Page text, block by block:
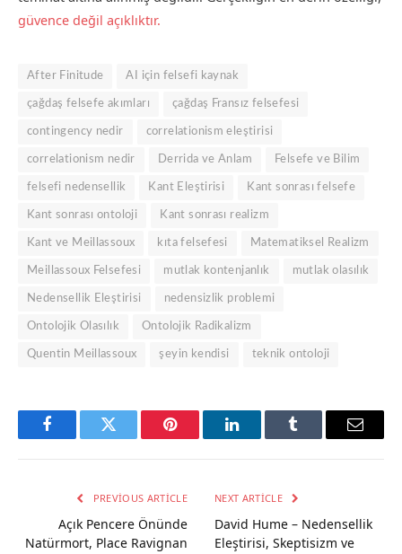
güvence değil açıklıktır.
After Finitude AI için felsefi kaynak
çağdaş felsefe akımları çağdaş Fransız felsefesi
contingency nedir correlationism eleştirisi
correlationism nedir Derrida ve Anlam Felsefe ve Bilim
felsefi nedensellik Kant Eleştirisi Kant sonrası felsefe
Kant sonrası ontoloji Kant sonrası realizm
Kant ve Meillassoux kıta felsefesi Matematiksel Realizm
Meillassoux Felsefesi mutlak kontenjanlık mutlak olasılık
Nedensellik Eleştirisi nedensizlik problemi
Ontolojik Olasılık Ontolojik Radikalizm
Quentin Meillassoux şeyin kendisi teknik ontoloji
FacebookTwitter Pinterest LinkedInTumblr Email
PREVIOUS ARTICLE
Açık Pencere Önünde
Natürmort, Place Ravignan
NEXT ARTICLE
David Hume – Nedensellik
Eleştirisi, Skeptisizm ve